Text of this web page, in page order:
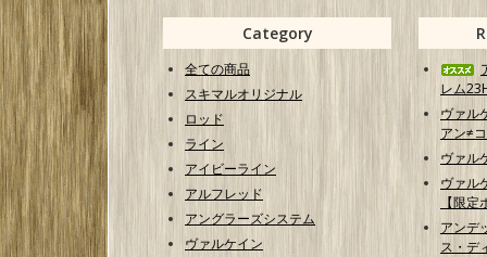
Category
全ての商品
スキマルオリジナル
ロッド
ライン
アイビーライン
アルフレッド
アングラーズシステム
ヴァルケイン
レム
ヴァル
アン≠
ヴァル
ヴァ
【限
アンデ
ス・デ